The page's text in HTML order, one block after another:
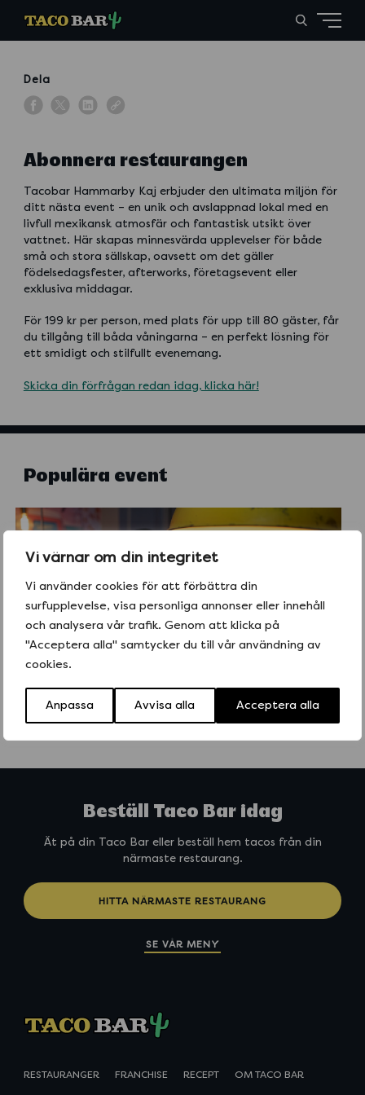
Vi värnar om din integritet
Vi använder cookies för att förbättra din
surfupplevelse, visa personliga annonser eller innehåll
och analysera vår trafik. Genom att klicka på
"Acceptera alla" samtycker du till vår användning av
cookies.
Anpassa Avvisa alla Acceptera alla
Dela
Abonnera restaurangen
Tacobar Hammarby Kaj erbjuder den ultimata miljön för
ditt nästa event – en unik och avslappnad lokal med en
livfull mexikansk atmosfär och fantastisk utsikt över
vattnet. Här skapas minnesvärda upplevelser för både
små och stora sällskap, oavsett om det gäller
födelsedagsfester, afterworks, företagsevent eller
exklusiva middagar.
För 199 kr per person, med plats för upp till 80 gäster, får
du tillgång till båda våningarna – en perfekt lösning för
ett smidigt och stilfullt evenemang.
Skicka din förfrågan redan idag, klicka här!
Populära event
Beställ Taco Bar idag
Ät på din Taco Bar eller beställ hem tacos från din
närmaste restaurang.
HITTA NÄRMASTE RESTAURANG
SE VÅR MENY
RESTAURANGER FRANCHISE RECEPT OM TACO BAR